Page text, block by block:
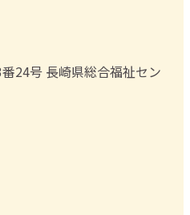
24号 長崎県総合福祉セン